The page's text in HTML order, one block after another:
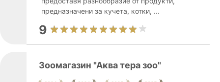
предназначени за кучета, котки, ...
9
Зоомагазин "Аква тера зоо"